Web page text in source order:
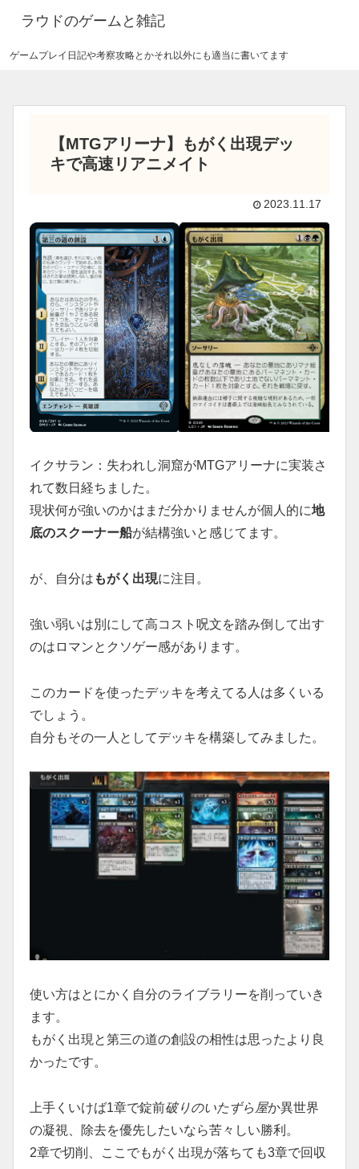
ラウドのゲームと雑記
ゲームプレイ日記や考察攻略とかそれ以外にも適当に書いてます
【MTGアリーナ】もがく出現デッ
キで高速リアニメイト
2023.11.17
イクサラン：失われし洞窟がMTGアリーナに実装さ
れて数日経ちました。
現状何が強いのかはまだ分かりませんが個人的に地
底のスクーナー船が結構強いと感じてます。
が、自分は もがく出現に注目。
強い弱いは別にして高コスト呪文を踏み倒して出す
のはロマンとクソゲー感があります。
このカードを使ったデッキを考えてる人は多くいる
でしょう。
自分もその一人としてデッキを構築してみました。
使い方はとにかく自分のライブラリーを削っていき
ます。
もがく出現と第三の道の創設の相性は思ったより良
かったです。
上手くいけば1章で錠前破りのいたずら屋か異世界
の凝視、除去を優先したいなら苦々しい勝利。
2章で切削、ここでもがく出現が落ちても3章で回収